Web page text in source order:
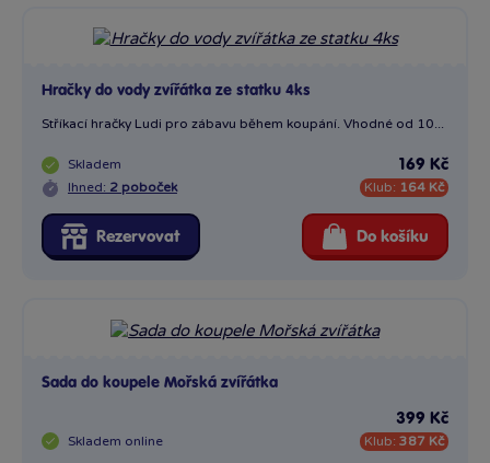
Hračky do vody zvířátka ze statku 4ks
Stříkací hračky Ludi pro zábavu během koupání. Vhodné od 10...
Skladem
Ihned: 2 poboček
169 Kč
Klub: 164 Kč
Rezervovat Do košíku
Sada do koupele Mořská zvířátka
Skladem online
399 Kč
Klub: 387 Kč